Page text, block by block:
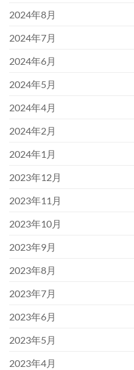
2024年8月
2024年7月
2024年6月
2024年5月
2024年4月
2024年2月
2024年1月
2023年12月
2023年11月
2023年10月
2023年9月
2023年8月
2023年7月
2023年6月
2023年5月
2023年4月